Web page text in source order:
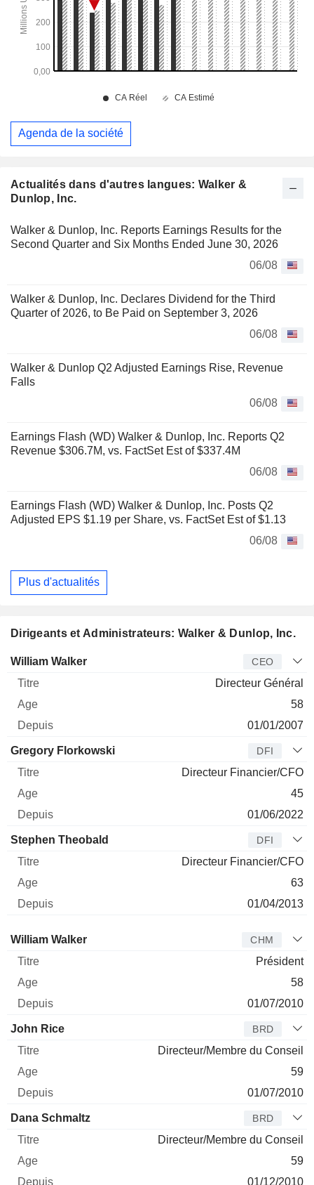
Actualités dans d'autres langues: Walker &
Dunlop, Inc.
Walker & Dunlop, Inc. Reports Earnings Results for the
Second Quarter and Six Months Ended June 30, 2026
06/08
Walker & Dunlop, Inc. Declares Dividend for the Third
Quarter of 2026, to Be Paid on September 3, 2026
06/08
Walker & Dunlop Q2 Adjusted Earnings Rise, Revenue
Falls
06/08
Earnings Flash (WD) Walker & Dunlop, Inc. Reports Q2
Revenue $306.7M, vs. FactSet Est of $337.4M
06/08
Earnings Flash (WD) Walker & Dunlop, Inc. Posts Q2
Adjusted EPS $1.19 per Share, vs. FactSet Est of $1.13
06/08
Plus d'actualités
Dirigeants et Administrateurs: Walker & Dunlop, Inc.
Dirigeant Titre
William Walker CEO
Directeur Général
58
01/01/2007
Gregory Florkowski DFI
Directeur Financier/CFO
45
01/06/2022
Stephen Theobald DFI
Directeur Financier/CFO
63
01/04/2013
Administrateur
William Walker CHM
Président
58
01/07/2010
John Rice BRD
Directeur/Membre du Conseil
59
01/07/2010
Dana Schmaltz BRD
Directeur/Membre du Conseil
59
01/12/2010
Agenda de la société